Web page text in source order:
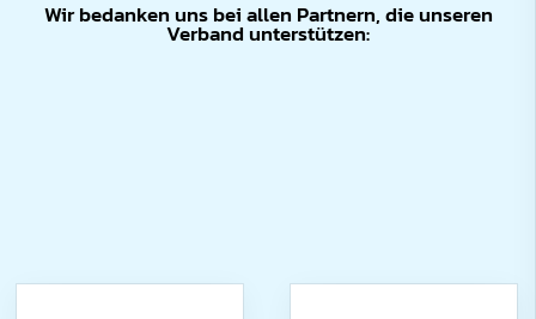
Wir bedanken uns bei allen Partnern, die unseren
Verband unterstützen: